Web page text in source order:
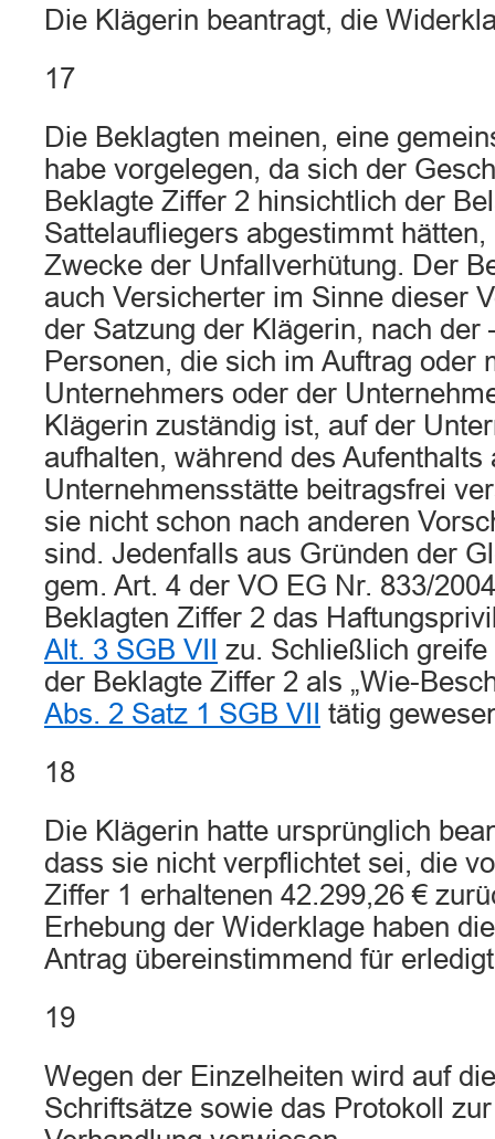
Die Klägerin beantragt, die
17
Die Beklagten meinen, eine
habe vorgelegen, da sich der
Beklagte Ziffer 2 hinsichtlich der
Sattelaufliegers abgestimmt
Zwecke der Unfallverhütung. Der
auch Versicherter im Sinne dieser
der Satzung der Klägerin, nach der
Personen, die sich im Auftrag oder
Unternehmers oder der
Klägerin zuständig ist, auf der
aufhalten, während des Aufenthalts
Unternehmensstätte beitragsfrei
sie nicht schon nach anderen
sind. Jedenfalls aus Gründen der
gem. Art. 4 der VO EG Nr. 833/
Beklagten Ziffer 2 das
Alt. 3 SGB VII
zu. Schließlich greife
der Beklagte Ziffer 2 als „Wie-
Abs. 2 Satz 1 SGB VII
tätig
18
Die Klägerin hatte ursprünglich
dass sie nicht verpflichtet sei, die
Ziffer 1 erhaltenen 42.299,26 €
Erhebung der Widerklage haben
Antrag übereinstimmend für
19
Wegen der Einzelheiten wird auf
Schriftsätze sowie das Protokoll